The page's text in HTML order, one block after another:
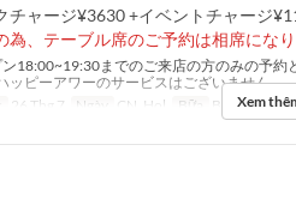
チャージ¥3630 +イベントチャージ
為、テーブル席のご予約は相席になり
18:00~19:30までのご来店の方のみの予約
ッピーアワーのサービスはございません。
26 Thg 7 Ngày CN, Hol Bữa Bữa tối Giới
Xem